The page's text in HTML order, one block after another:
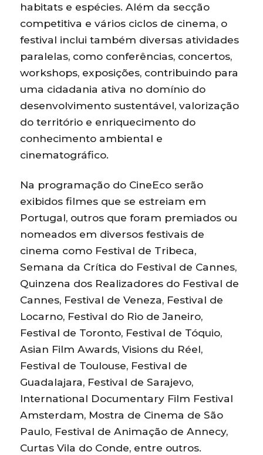
habitats e espécies. Além da secção
competitiva e vários ciclos de cinema, o
festival inclui também diversas atividades
paralelas, como conferências, concertos,
workshops, exposições, contribuindo para
uma cidadania ativa no domínio do
desenvolvimento sustentável, valorização
do território e enriquecimento do
conhecimento ambiental e
cinematográfico.
Na programação do CineEco serão
exibidos filmes que se estreiam em
Portugal, outros que foram premiados ou
nomeados em diversos festivais de
cinema como Festival de Tribeca,
Semana da Crítica do Festival de Cannes,
Quinzena dos Realizadores do Festival de
Cannes, Festival de Veneza, Festival de
Locarno, Festival do Rio de Janeiro,
Festival de Toronto, Festival de Tóquio,
Asian Film Awards, Visions du Réel,
Festival de Toulouse, Festival de
Guadalajara, Festival de Sarajevo,
International Documentary Film Festival
Amsterdam, Mostra de Cinema de São
Paulo, Festival de Animação de Annecy,
Curtas Vila do Conde, entre outros.